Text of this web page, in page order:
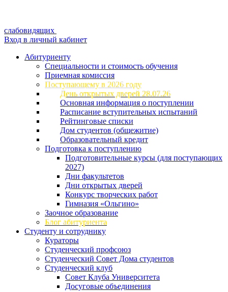
слабовидящих
Вход в личный кабинет
Абитуриенту
Специальности и стоимость обучения
Приемная комиссия
Поступающему в 2026 году
День открытых дверей 28.07.26
Основная информация о поступлении
Расписание вступительных испытаний
Рейтинговые списки
Дом студентов (общежитие)
Образовательный кредит
Подготовка к поступлению
Подготовительные курсы (для поступающих
2027)
Дни факультетов
Дни открытых дверей
Конкурс творческих работ
Гимназия «Ольгино»
Заочное образование
Блог абитуриента
Студенту и сотруднику
Кураторы
Студенческий профсоюз
Студенческий Совет Дома студентов
Студенческий клуб
Совет Клуба Университета
Досуговые объединения